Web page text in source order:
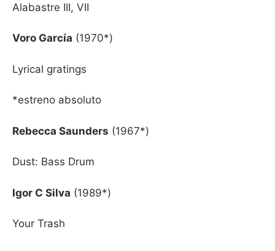
Alabastre III, VII
Voro García (1970*)
Lyrical gratings
*estreno absoluto
Rebecca Saunders (1967*)
Dust: Bass Drum
Igor C Silva (1989*)
Your Trash